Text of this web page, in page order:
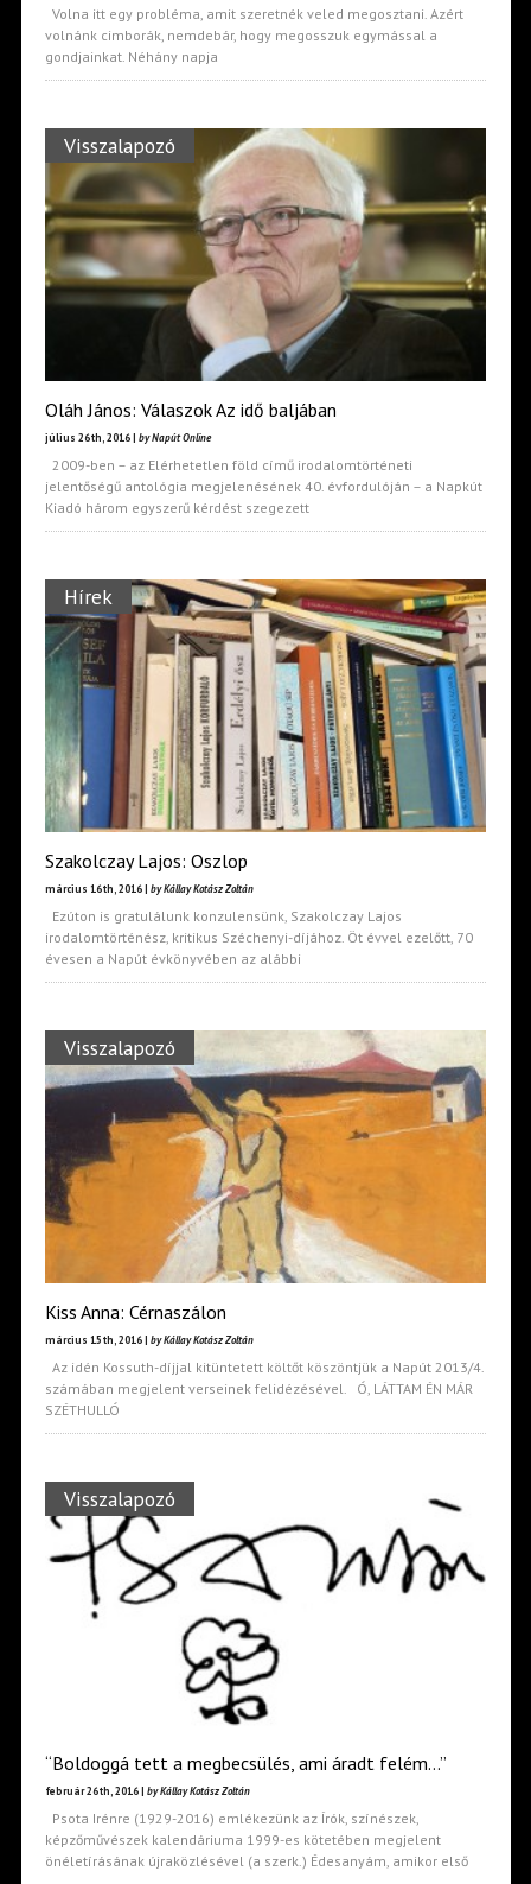
Volna itt egy probléma, amit szeretnék veled megosztani. Azért
volnánk cimborák, nemdebár, hogy megosszuk egymással a
gondjainkat. Néhány napja
Visszalapozó
Oláh János: Válaszok Az idő baljában
július 26th, 2016 | by Napút Online
2009-ben – az Elérhetetlen föld című irodalomtörténeti
jelentőségű antológia megjelenésének 40. évfordulóján – a Napkút
Kiadó három egyszerű kérdést szegezett
Hírek
Szakolczay Lajos: Oszlop
március 16th, 2016 | by Kállay Kotász Zoltán
Ezúton is gratulálunk konzulensünk, Szakolczay Lajos
irodalomtörténész, kritikus Széchenyi-díjához. Öt évvel ezelőtt, 70
évesen a Napút évkönyvében az alábbi
Visszalapozó
Kiss Anna: Cérnaszálon
március 15th, 2016 | by Kállay Kotász Zoltán
Az idén Kossuth-díjjal kitüntetett költőt köszöntjük a Napút 2013/4.
számában megjelent verseinek felidézésével. Ó, LÁTTAM ÉN MÁR
SZÉTHULLÓ
Visszalapozó
“Boldoggá tett a megbecsülés, ami áradt felém…”
február 26th, 2016 | by Kállay Kotász Zoltán
Psota Irénre (1929-2016) emlékezünk az Írók, színészek,
képzőművészek kalendáriuma 1999-es kötetében megjelent
önéletírásának újraközlésével (a szerk.) Édesanyám, amikor első